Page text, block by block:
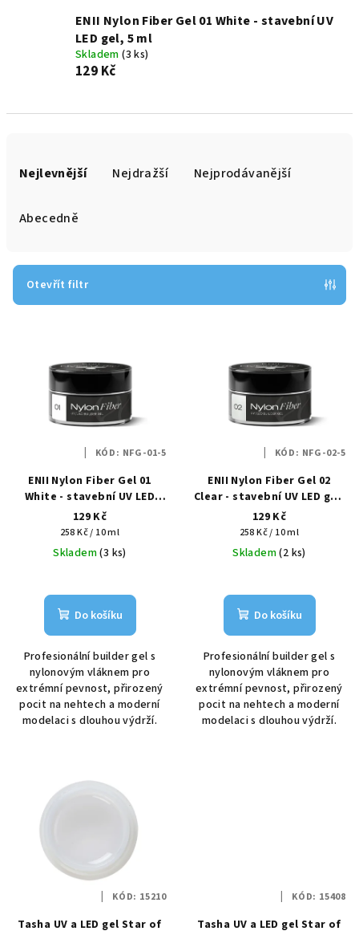
ENII Nylon Fiber Gel 01 White - stavební UV
LED gel, 5 ml
Skladem(3 ks)
129 Kč
r
Nejlevnější Nejdražší Nejprodávanější
Abecedně
Otevřít filtr
ENII Nylon Fiber Gel 01
White - stavební UV LED
gel, 5 ml
129 Kč
Měrná
cena:
258 Kč / 10 ml
Skladem(3 ks)
Do košíku
Profesionální builder gel s
nylonovým vláknem pro
extrémní pevnost, přirozený
pocit na nehtech a moderní
modelaci s dlouhou výdrží.
KÓD: NFG-01-5
ENII Nylon Fiber Gel 02
Clear - stavební UV LED gel,
5 ml
129 Kč
Měrná
cena:
258 Kč / 10 ml
Skladem(2 ks)
Do košíku
Profesionální builder gel s
nylonovým vláknem pro
extrémní pevnost, přirozený
pocit na nehtech a moderní
modelaci s dlouhou výdrží.
KÓD: NFG-02-5
Tasha UV a LED gel Star of
KÓD: 15210
Tasha UV a LED gel Star of
KÓD: 15408